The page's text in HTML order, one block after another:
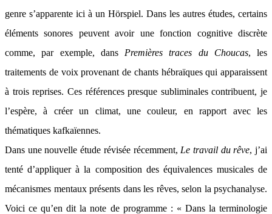
genre s’apparente ici à un Hörspiel. Dans les autres études, certains
éléments sonores peuvent avoir une fonction cognitive discrète
comme, par exemple, dans Premières traces du Choucas, les
traitements de voix provenant de chants hébraïques qui apparaissent
à trois reprises. Ces références presque subliminales contribuent, je
l’espère, à créer un climat, une couleur, en rapport avec les
thématiques kafkaïennes.
Dans une nouvelle étude révisée récemment, Le travail du rêve, j’ai
tenté d’appliquer à la composition des équivalences musicales de
mécanismes mentaux présents dans les rêves, selon la psychanalyse.
Voici ce qu’en dit la note de programme : « Dans la terminologie